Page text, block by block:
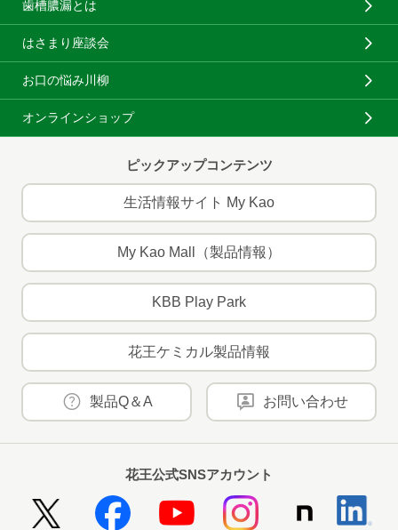
歯槽膿漏とは
はさまり座談会
お口の悩み川柳
オンラインショップ
ピックアップコンテンツ
生活情報サイト My Kao
My Kao Mall（製品情報）
KBB Play Park
花王ケミカル製品情報
製品Q＆A お問い合わせ
花王公式SNSアカウント